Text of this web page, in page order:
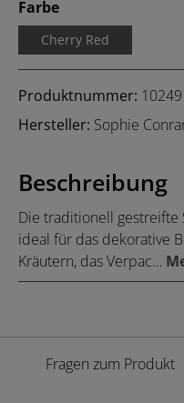
Farbeauswählen
Cherry Red
Produktnummer: 10249
Hersteller: Sophie
Beschreibung
Die traditionell gestreifte
ideal für das dekorative
Kräutern, das Verpac…
Fragen zum Produkt